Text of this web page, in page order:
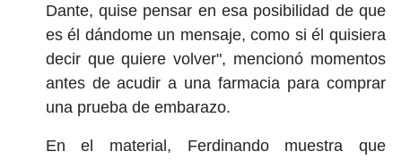
Dante, quise pensar en esa posibilidad de que
es él dándome un mensaje, como si él quisiera
decir que quiere volver", mencionó momentos
antes de acudir a una farmacia para comprar
una prueba de embarazo.
En el material, Ferdinando muestra que